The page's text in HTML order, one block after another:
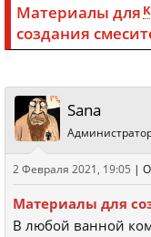
Материалы для
создания
Sana
2 Февраля 2021, 19:05 |
Материалы для
В любой ванной